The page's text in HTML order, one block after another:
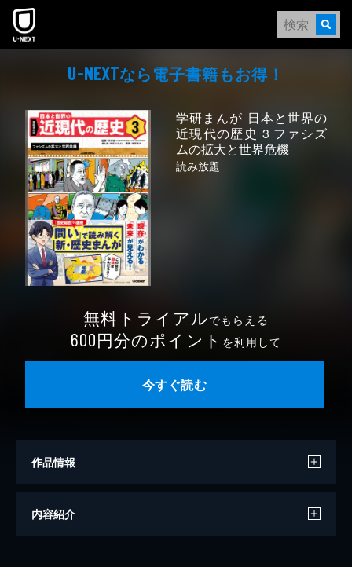
本文へスキップ
U-NEXTなら電⼦書籍もお得！
学研まんが 日本と世界の
近現代の歴史 3 ファシズ
ムの拡大と世界危機
読み放題
無料トライアルでもらえる
600円分のポイント を利用して
今すぐ読む
作品情報
監修
内容紹介